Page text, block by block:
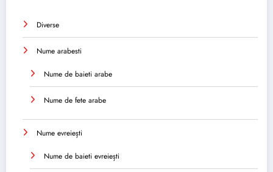
Diverse
Nume arabesti
Nume de baieti arabe
Nume de fete arabe
Nume evreiești
Nume de baieti evreiești